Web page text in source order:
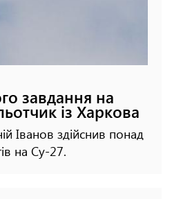
завдання на
із Харкова
Іванов здійснив понад
на Су-27.